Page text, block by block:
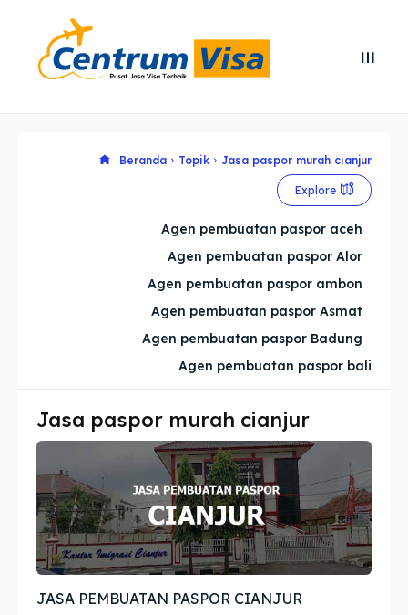
Cari
Cari
Explore our destinations
Imta
Legalisir
Apostille
Penerjemah
Asuransi
Explore our destinations
Imta
Legalisir
Apostille
Penerjemah
Asuransi
Beranda Topik Jasa paspor murah cianjur
Explore
Agen pembuatan paspor aceh
Agen pembuatan paspor Alor
Agen pembuatan paspor ambon
Agen pembuatan paspor Asmat
Agen pembuatan paspor Badung
Agen pembuatan paspor bali
Jasa paspor murah cianjur
JASA PEMBUATAN PASPOR CIANJUR